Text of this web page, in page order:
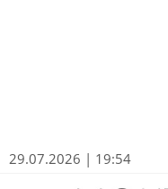
29.07.2026 | 19:54